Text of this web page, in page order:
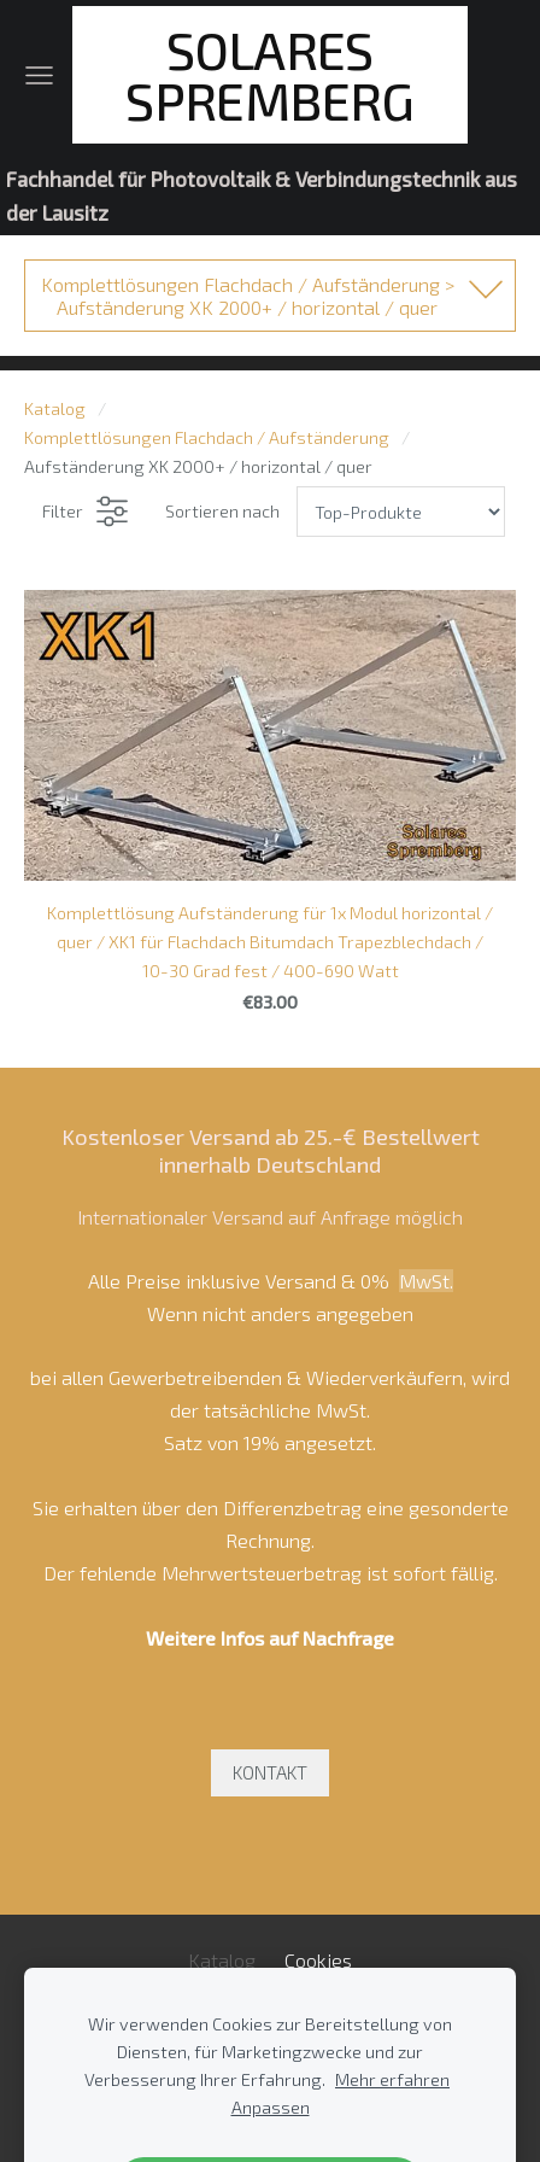
SOLARES
SPREMBERG
Fachhandel für Photovoltaik & Verbindungstechnik aus
der Lausitz
Komplettlösungen Flachdach / Aufständerung >
Aufständerung XK 2000+ / horizontal / quer
Kostenloser Versand ab 25.-€ Bestellwert
innerhalb Deutschland
Internationaler Versand auf Anfrage möglich
Alle Preise inklusive Versand & 0% MwSt.
Wenn nicht anders angegeben
bei allen Gewerbetreibenden & Wiederverkäufern, wird
der tatsächliche MwSt.
Satz von 19% angesetzt.
Sie erhalten über den Differenzbetrag eine gesonderte
Rechnung.
Der fehlende Mehrwertsteuerbetrag ist sofort fällig.
Weitere Infos auf Nachfrage
KONTAKT
Katalog
Komplettlösungen Flachdach / Aufständerung
Aufständerung XK 2000+ / horizontal / quer
Filter Sortieren nach
Komplettlösung Aufständerung für 1x Modul horizontal /
quer / XK1 für Flachdach Bitumdach Trapezblechdach /
10-30 Grad fest / 400-690 Watt
€83.00
Katalog Cookies
Impressum/ AGB/
Datenschutzrichtlinie/Kontakt
Bregenzer Straße 9-11 / Gewerbegebiet Ost / 03130
Spremberg / Im Herzen der Lausitz
Wir verwenden Cookies zur Bereitstellung von
Diensten, für Marketingzwecke und zur
Verbesserung Ihrer Erfahrung. Mehr erfahren
Anpassen